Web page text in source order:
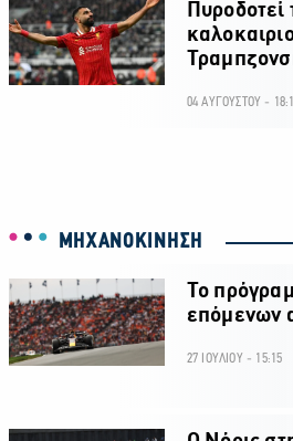
04 ΑΥΓΟΥΣΤΟΥ -
ΜΗΧΑΝΟΚΙΝΗΣΗ
Το
επόμενων
27 ΙΟΥΛΙΟΥ - 15:15